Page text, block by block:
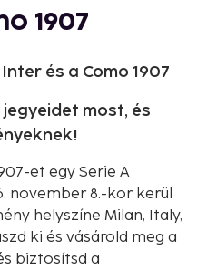
1907
és a Como 1907
jegyeidet most, és
et egy Serie A
november 8.-kor kerül
helyszíne Milan, Italy,
ki és vásárold meg a
biztosítsd a